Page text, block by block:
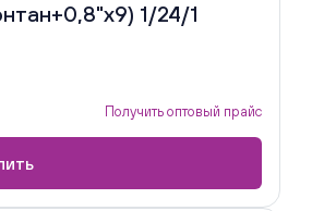
1/24/1
Получить оптовый прайс